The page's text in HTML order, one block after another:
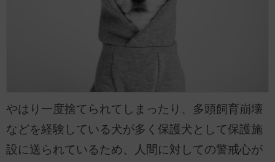
やはり一度捨てられてしまったり、多頭飼育崩壊
などを経験している犬が多く保護犬として保護施
設に送られているため、人間に対しての警戒心が